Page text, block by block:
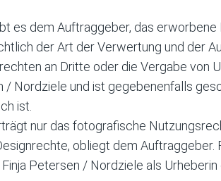
es dem Auftraggeber, das
der Art der Verwertung und der
an Dritte oder die Vergabe
/ Nordziele und ist gegebenenfalls
ist.
nur das fotografische
obliegt dem
Petersen / Nordziele als